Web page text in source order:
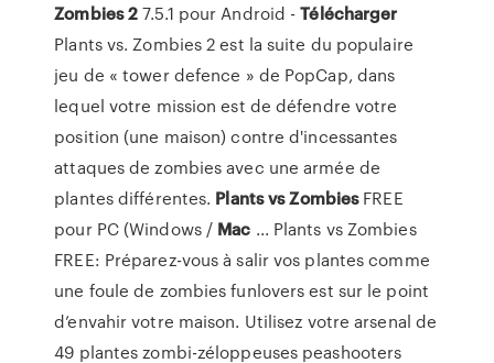
Zombies27.5.1 pour Android -Télécharger
Plants vs. Zombies 2 est la suite du populaire
jeu de « tower defence » de PopCap, dans
lequel votre mission est de défendre votre
position (une maison) contre d'incessantes
attaques de zombies avec une armée de
plantes différentes. PlantsvsZombiesFREE
pour PC (Windows / Mac ... Plants vs Zombies
FREE: Préparez-vous à salir vos plantes comme
une foule de zombies funlovers est sur le point
d’envahir votre maison. Utilisez votre arsenal de
49 plantes zombi-zéloppeuses peashooters